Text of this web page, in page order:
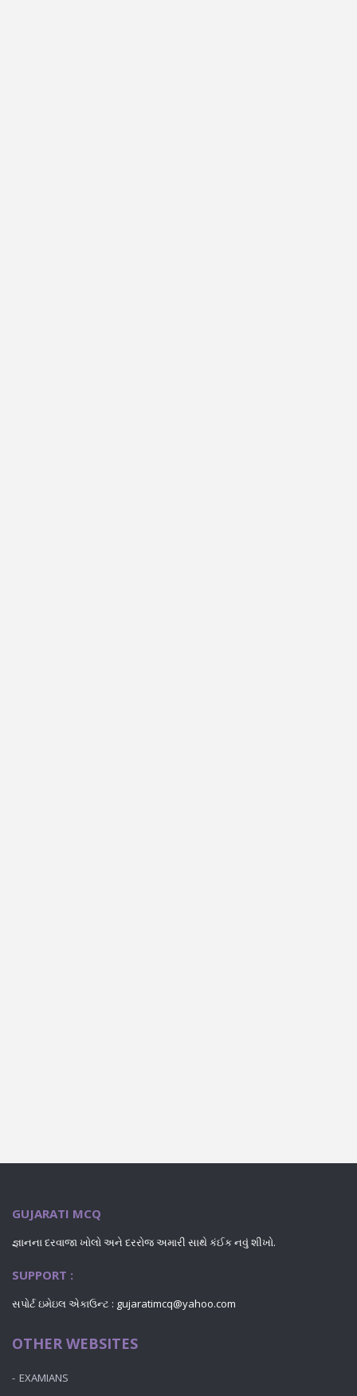
GUJARATI MCQ
જ્ઞાનના દરવાજા ખોલો અને દરરોજ અમારી સાથે કંઈક નવું શીખો.
SUPPORT :
સપોર્ટ ઇમેઇલ એકાઉન્ટ : gujaratimcq@yahoo.com
OTHER WEBSITES
EXAMIANS